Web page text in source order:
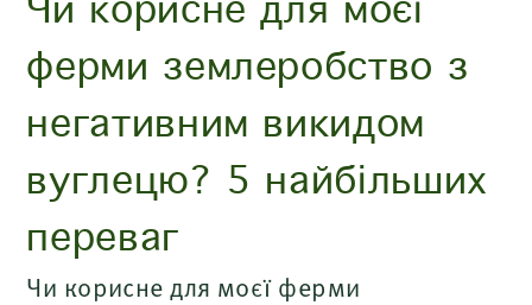
ферми землеробство з
негативним викидом
вуглецю? 5 найбільших
переваг
Чи корисне для моєї ферми